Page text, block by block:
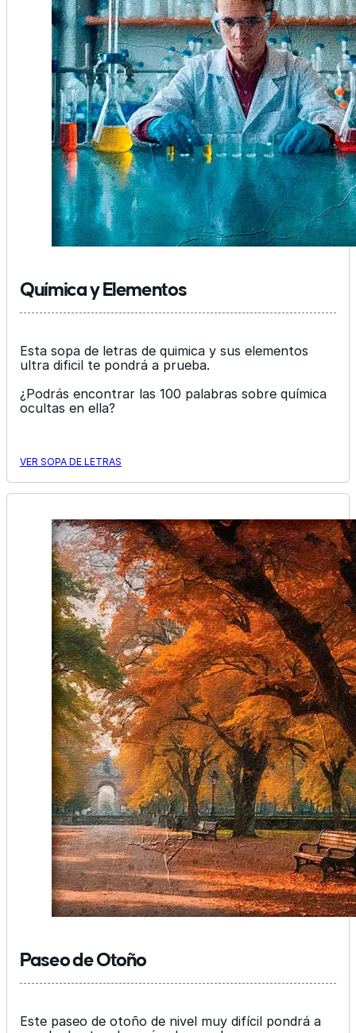
Química y Elementos
Esta sopa de letras de quimica y sus elementos
ultra dificil te pondrá a prueba.
¿Podrás encontrar las 100 palabras sobre química
ocultas en ella?
VER SOPA DE LETRAS
Paseo de Otoño
Este paseo de otoño de nivel muy difícil pondrá a